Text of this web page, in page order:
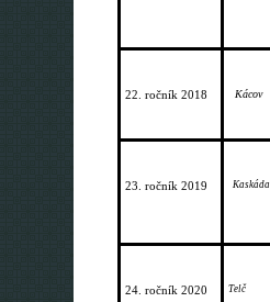
22. ročník 2018 Kácov
23. ročník 2019 Kaskáda
24. ročník 2020 Telč